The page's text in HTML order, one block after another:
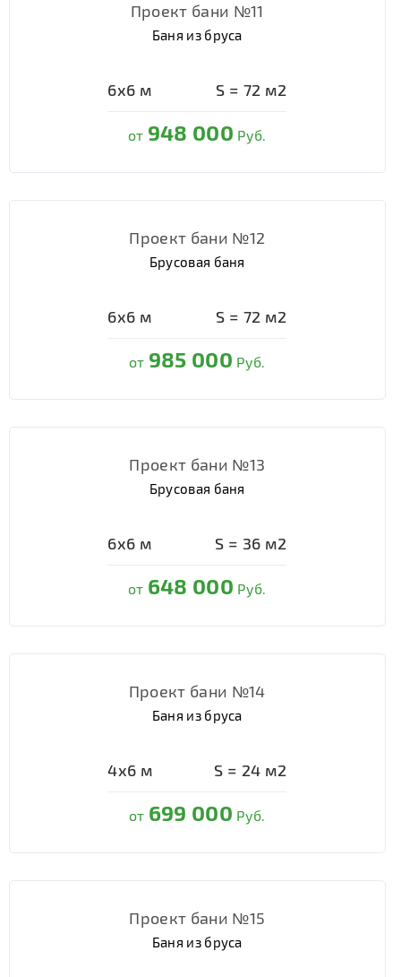
Проект бани №11
Баня из бруса
6х6 м S = 72 м2
от 948 000 Руб.
Проект бани №12
Брусовая баня
6х6 м S = 72 м2
от 985 000 Руб.
Проект бани №13
Брусовая баня
6х6 м S = 36 м2
от 648 000 Руб.
Проект бани №14
Баня из бруса
4х6 м S = 24 м2
от 699 000 Руб.
Проект бани №15
Баня из бруса